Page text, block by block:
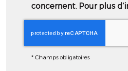
concernent. Pour plus
*Champs obligatoires